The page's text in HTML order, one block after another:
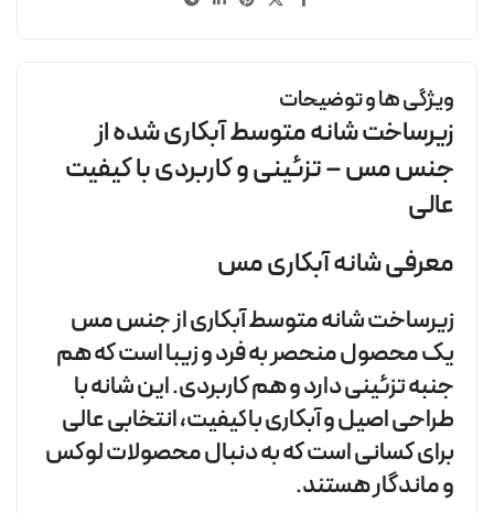
ویژگی ها و توضیحات
زیرساخت شانه متوسط آبکاری شده از
جنس مس – تزئینی و کاربردی با کیفیت
عالی
معرفی شانه آبکاری مس
زیرساخت شانه متوسط آبکاری از جنس مس
یک محصول منحصر به فرد و زیبا است که هم
جنبه تزئینی دارد و هم کاربردی. این شانه با
طراحی اصیل و آبکاری باکیفیت، انتخابی عالی
برای کسانی است که به دنبال محصولات لوکس
و ماندگار هستند.